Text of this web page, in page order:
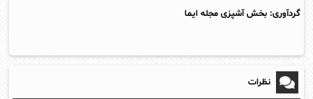
گردآوری: بخش آشپزی مجله ایما
نظرات